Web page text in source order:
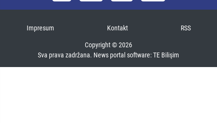
Impresum Kontakt RSS
Copyright © 2026
Sva prava zadržana. News portal software:TE Bilişim